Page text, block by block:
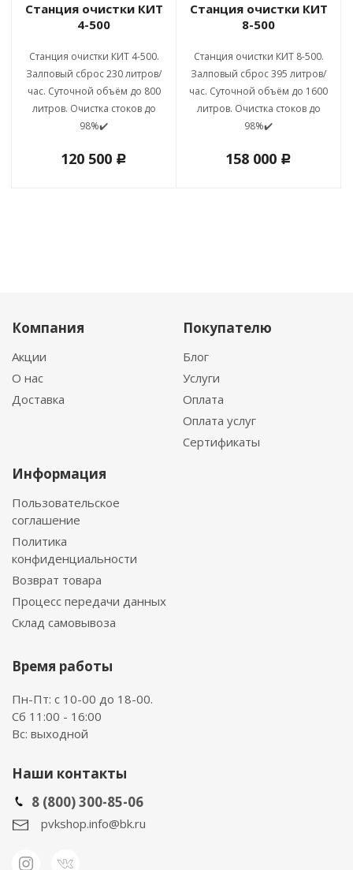
Станция очистки КИТ
4-500
Станция очистки КИТ 4-500.
Залповый сброс 230 литров/
час. Суточной объём до 800
литров. Очистка стоков до
98%✔️
120 500 c
Станция очистки КИТ
8-500
Станция очистки КИТ 8-500.
Залповый сброс 395 литров/
час. Суточной объём до 1600
литров. Очистка стоков до
98%✔️
158 000 c
Компания
Акции
О нас
Доставка
Покупателю
Блог
Услуги
Оплата
Оплата услуг
Сертификаты
Информация
Пользовательское
соглашение
Политика
конфиденциальности
Возврат товара
Процесс передачи данных
Склад самовывоза
Время работы
Пн-Пт: с 10-00 до 18-00.
Сб 11:00 - 16:00
Вс: выходной
Наши контакты
8 (800) 300-85-06
pvkshop.info@bk.ru